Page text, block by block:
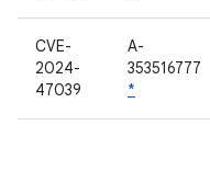
CVE-
2024-
47039
A-
353516777
*